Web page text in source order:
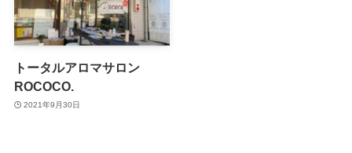
トータルアロマサロン
ROCOCO.
2021年9月30日